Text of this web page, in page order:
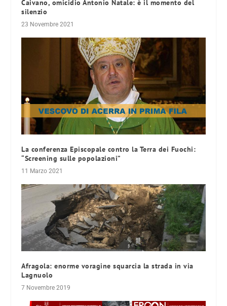
Caivano, omicidio Antonio Natale: è il momento del
silenzio
23 Novembre 2021
La conferenza Episcopale contro la Terra dei Fuochi:
“Screening sulle popolazioni”
11 Marzo 2021
Afragola: enorme voragine squarcia la strada in via
Lagnuolo
7 Novembre 2019